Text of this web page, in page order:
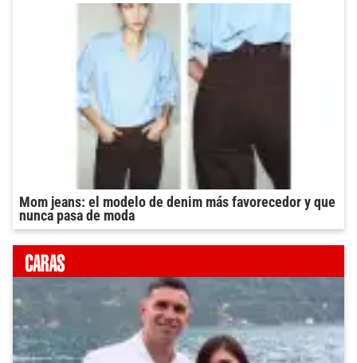
Mom jeans: el modelo de denim más favorecedor y que
nunca pasa de moda